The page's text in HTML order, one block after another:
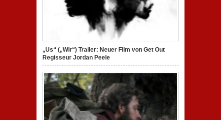
„Us“ („Wir“) Trailer: Neuer Film von Get Out
Regisseur Jordan Peele